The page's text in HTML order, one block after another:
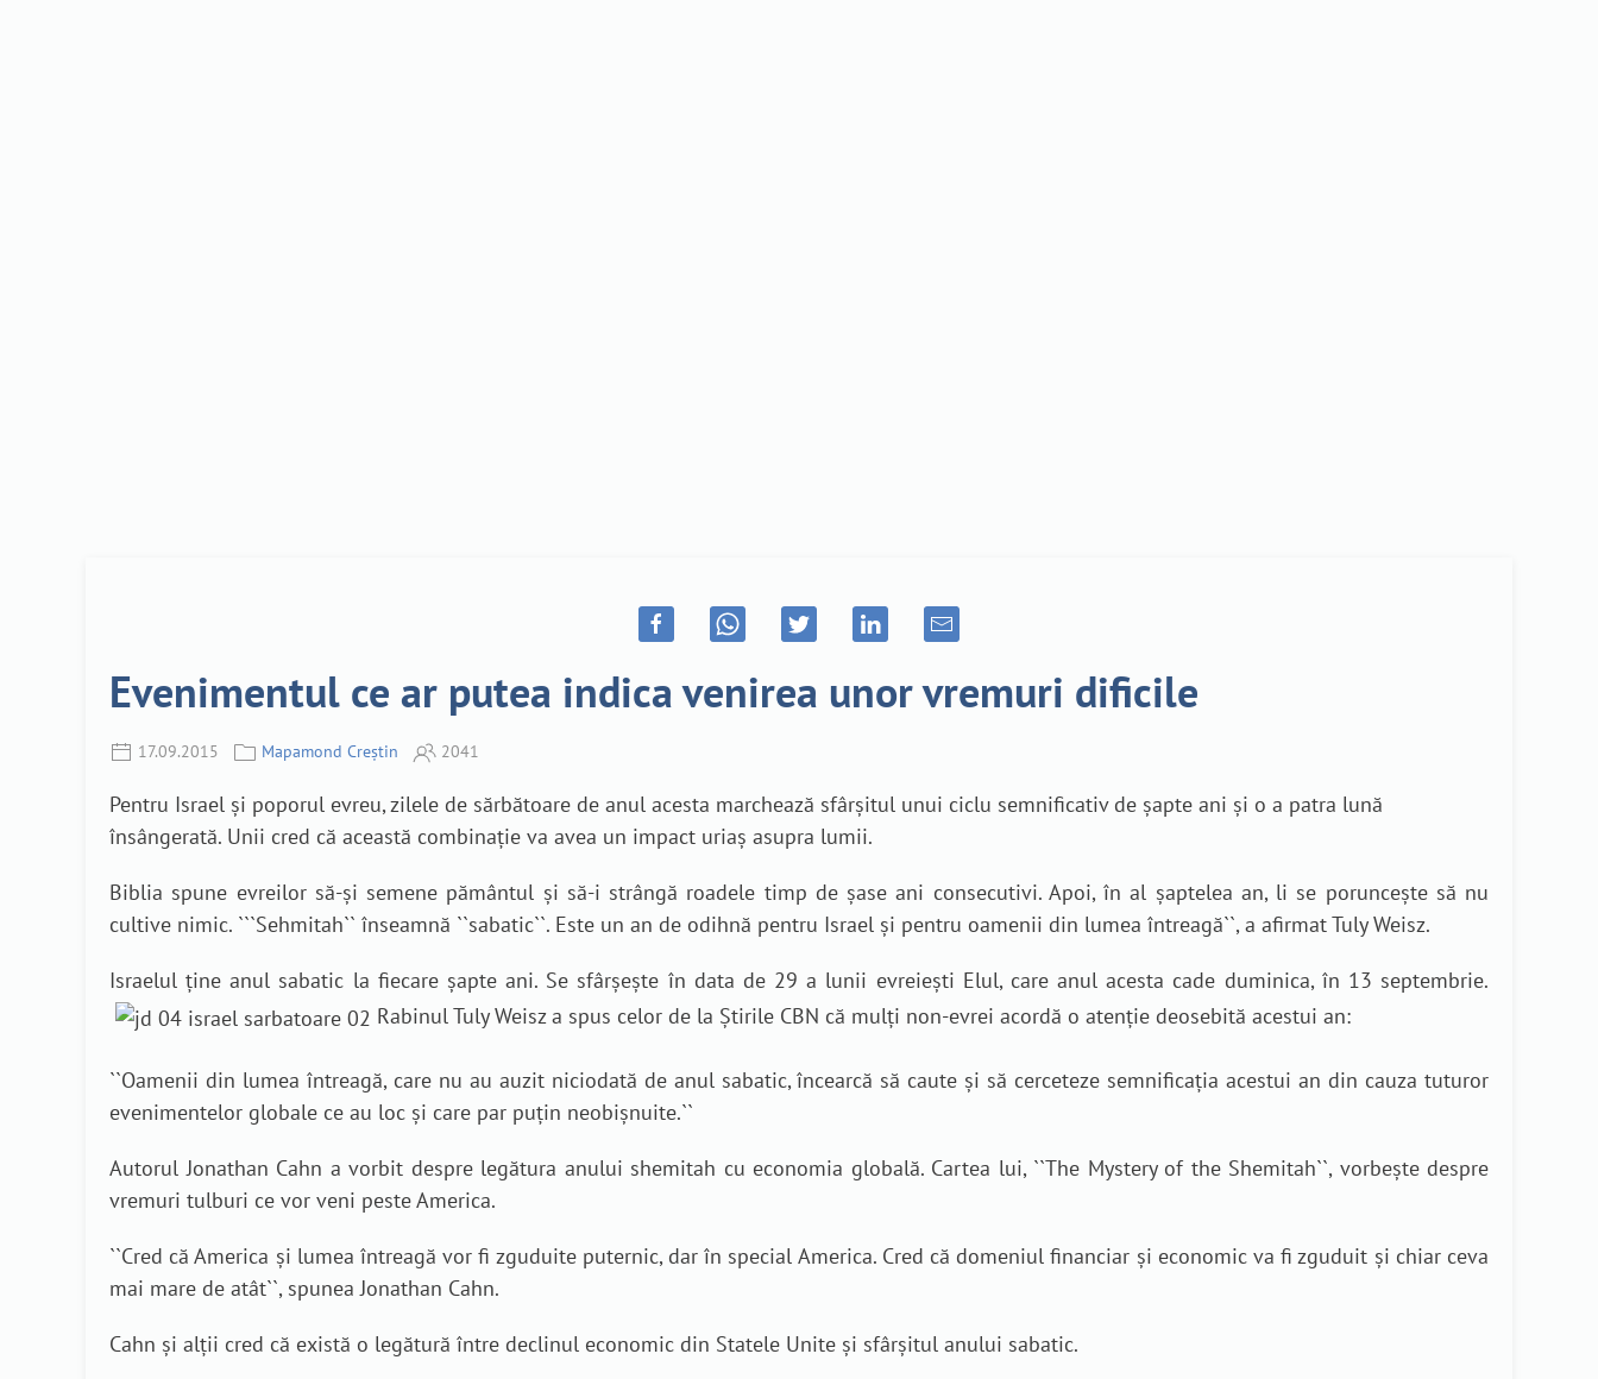
Evenimentul ce ar putea indica venirea unor vremuri dificile
17.09.2015 Mapamond Creștin 2041
Pentru Israel și poporul evreu, zilele de sărbătoare de anul acesta marchează sfârșitul unui ciclu semnificativ de șapte ani și o a patra lună
însângerată. Unii cred că această combinație va avea un impact uriaș asupra lumii.
Biblia spune evreilor să-și semene pământul și să-i strângă roadele timp de șase ani consecutivi. Apoi, în al șaptelea an, li se poruncește să nu
cultive nimic. ```Sehmitah`` înseamnă ``sabatic``. Este un an de odihnă pentru Israel și pentru oamenii din lumea întreagă``, a afirmat Tuly Weisz.
Israelul ține anul sabatic la fiecare șapte ani. Se sfârșește în data de 29 a lunii evreiești Elul, care anul acesta cade duminica, în 13 septembrie.
Rabinul Tuly Weisz a spus celor de la Știrile CBN că mulți non-evrei acordă o atenție deosebită acestui an:
``Oamenii din lumea întreagă, care nu au auzit niciodată de anul sabatic, încearcă să caute și să cerceteze semnificația acestui an din cauza tuturor
evenimentelor globale ce au loc și care par puțin neobișnuite.``
Autorul Jonathan Cahn a vorbit despre legătura anului shemitah cu economia globală. Cartea lui, ``The Mystery of the Shemitah``, vorbește despre
vremuri tulburi ce vor veni peste America.
``Cred că America și lumea întreagă vor fi zguduite puternic, dar în special America. Cred că domeniul financiar și economic va fi zguduit și chiar ceva
mai mare de atât``, spunea Jonathan Cahn.
Cahn și alții cred că există o legătură între declinul economic din Statele Unite și sfârșitul anului sabatic.